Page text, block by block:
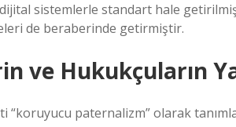
sistemlerle standart hale
de beraberinde getirmiştir.
ve Hukukçuların
“koruyucu paternalizm” olarak